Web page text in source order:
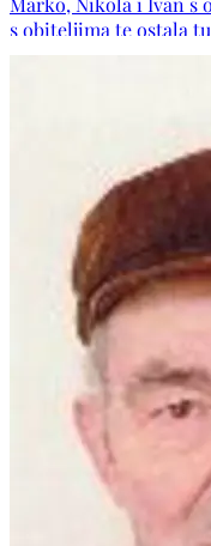
s obiteljima te ostala